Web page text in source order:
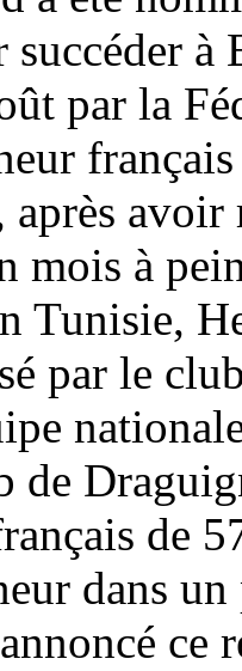
à
par la
après
mois à
Tunisie,
par le
de
de
dans
ce